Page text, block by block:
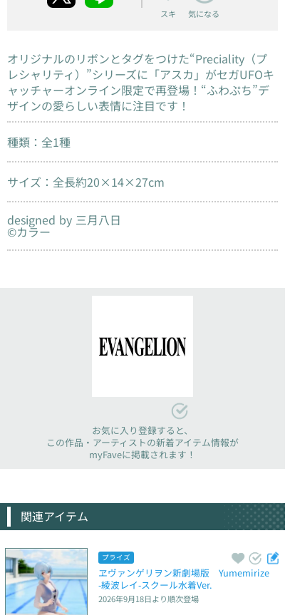
スキ 気になる
オリジナルのリボンとタグをつけた“Preciality（プ
レシャリティ）”シリーズに「アスカ」がセガUFOキ
ャッチャーオンライン限定で再登場！“ふわぷち”デ
ザインの愛らしい表情に注目です！
種類：全1種
サイズ：全長約20×14×27cm
designed by 三月八日
©カラー
お気に入り登録すると、
この作品・アーティストの新着アイテム情報が
myFaveに掲載されます！
関連アイテム
プライズ
ヱヴァンゲリヲン新劇場版　Yumemirize
‐綾波レイ‐スクール水着Ver.
2026年9月18日より順次登場